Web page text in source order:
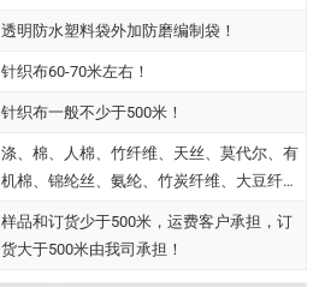
透明防水塑料袋外加防磨编制袋！
针织布60-70米左右！
针织布一般不少于500米！
涤、棉、人棉、竹纤维、天丝、莫代尔、有
机棉、锦纶丝、氨纶、竹炭纤维、大豆纤
样品和订货少于500米，运费客户承担，订
货大于500米由我司承担！